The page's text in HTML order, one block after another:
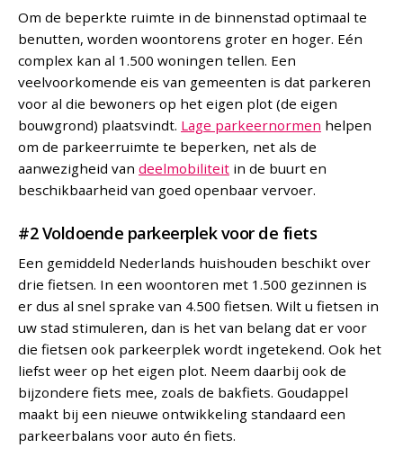
Om de beperkte ruimte in de binnenstad optimaal te
benutten, worden woontorens groter en hoger. Eén
complex kan al 1.500 woningen tellen. Een
veelvoorkomende eis van gemeenten is dat parkeren
voor al die bewoners op het eigen plot (de eigen
bouwgrond) plaatsvindt. Lage parkeernormen helpen
om de parkeerruimte te beperken, net als de
aanwezigheid vandeelmobiliteit in de buurt en
beschikbaarheid van goed openbaar vervoer.
#2 Voldoende parkeerplek voor de fiets
Een gemiddeld Nederlands huishouden beschikt over
drie fietsen. In een woontoren met 1.500 gezinnen is
er dus al snel sprake van 4.500 fietsen. Wilt u fietsen in
uw stad stimuleren, dan is het van belang dat er voor
die fietsen ook parkeerplek wordt ingetekend. Ook het
liefst weer op het eigen plot. Neem daarbij ook de
bijzondere fiets mee, zoals de bakfiets. Goudappel
maakt bij een nieuwe ontwikkeling standaard een
parkeerbalans voor auto én fiets.